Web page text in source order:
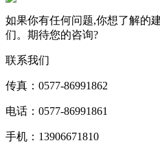
如果你有任何问题,你想了解的
们。期待您的咨询?
联系我们
传真：0577-86991862
电话：0577-86991861
手机：13906671810